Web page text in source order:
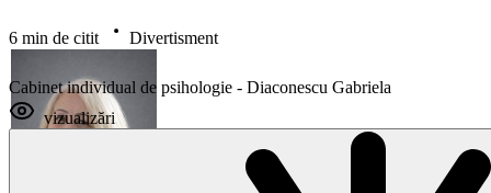
6 min de citit Divertisment
Cabinet individual de psihologie - Diaconescu Gabriela
vizualizări